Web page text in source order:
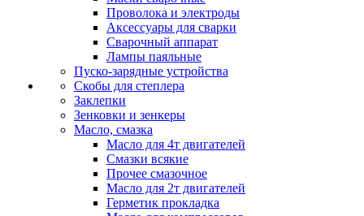
Проволока и электроды
Аксессуары для сварки
Сварочный аппарат
Лампы паяльные
Пуско-зарядные устройства
Скобы для степлера
Заклепки
Зенковки и зенкеры
Масло, смазка
Масло для 4т двигателей
Смазки всякие
Прочее смазочное
Масло для 2т двигателей
Герметик прокладка